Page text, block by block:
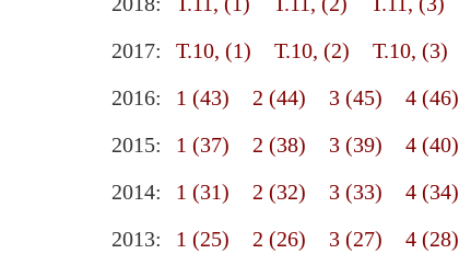
2017:
Т.10, (1) Т.10, (2) Т.10, (3)
2016:
1 (43) 2 (44) 3 (45) 4 (46)
2015:
1 (37) 2 (38) 3 (39) 4 (40)
2014:
1 (31) 2 (32) 3 (33) 4 (34)
2013:
1 (25) 2 (26) 3 (27) 4 (28)